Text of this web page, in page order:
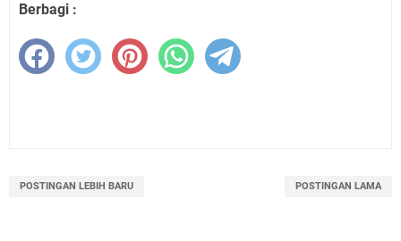
Berbagi :
POSTINGAN LEBIH BARU POSTINGAN LAMA